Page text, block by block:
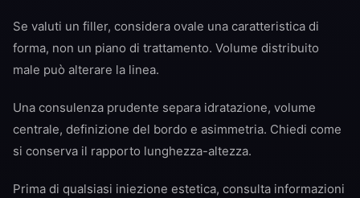
Se valuti un filler, considera ovale una caratteristica di
forma, non un piano di trattamento. Volume distribuito
male può alterare la linea.
Una consulenza prudente separa idratazione, volume
centrale, definizione del bordo e asimmetria. Chiedi come
si conserva il rapporto lunghezza-altezza.
Prima di qualsiasi iniezione estetica, consulta informazioni